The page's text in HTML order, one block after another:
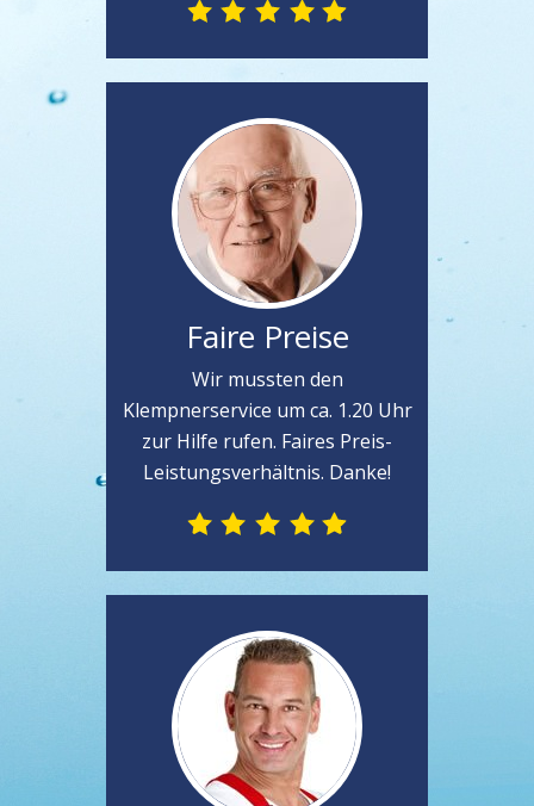
Faire Preise
Wir mussten den
Klempnerservice um ca. 1.20 Uhr
zur Hilfe rufen. Faires Preis-
Leistungsverhältnis. Danke!